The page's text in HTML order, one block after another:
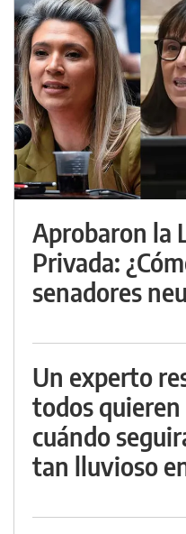
Aprobaron la
Privada:
senadores
Un experto
todos quieren
cuándo
tan lluvioso